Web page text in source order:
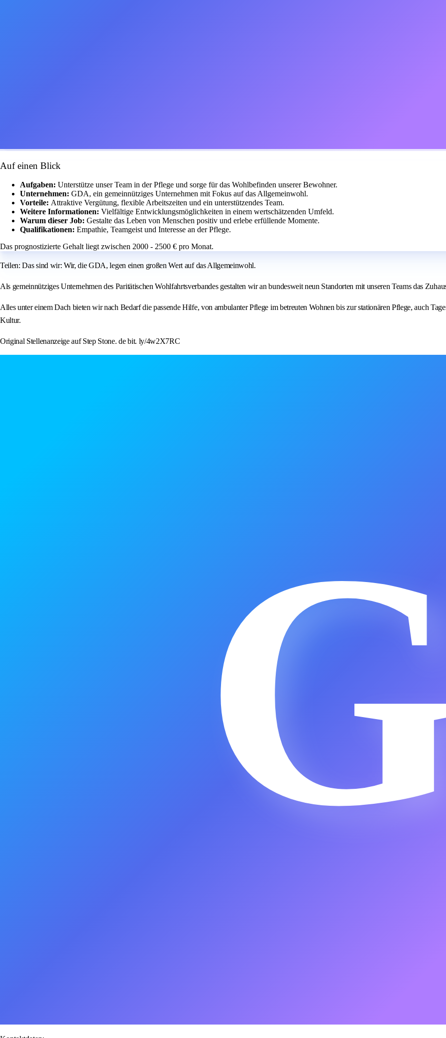
Auf einen Blick
Aufgaben: Unterstütze unser Team in der Pflege und sorge für das Wohlbefinden unserer Bewohner.
Unternehmen: GDA, ein gemeinnütziges Unternehmen mit Fokus auf das Allgemeinwohl.
Vorteile: Attraktive Vergütung, flexible Arbeitszeiten und ein unterstützendes Team.
Weitere Informationen: Vielfältige Entwicklungsmöglichkeiten in einem wertschätzenden Umfeld.
Warum dieser Job: Gestalte das Leben von Menschen positiv und erlebe erfüllende Momente.
Qualifikationen: Empathie, Teamgeist und Interesse an der Pflege.
Das prognostizierte Gehalt liegt zwischen 2000 - 2500 € pro Monat.
Teilen: Das sind wir: Wir, die GDA, legen einen großen Wert auf das Allgemeinwohl.
Als gemeinnütziges Unternehmen des Paritätischen Wohlfahrtsverbandes gestalten wir an bundesweit neun Standorten mit unseren Teams das
Alles unter einem Dach bieten wir nach Bedarf die passende Hilfe, von ambulanter Pflege im betreuten Wohnen bis zur stationären Pflege, auch
Kultur.
Original Stellenanzeige auf Step Stone. de bit. ly/4w2X7RC